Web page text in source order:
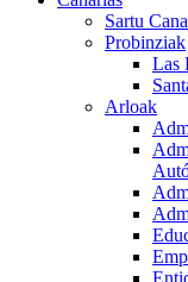
Sartu
Probinziak
Las
Arloak